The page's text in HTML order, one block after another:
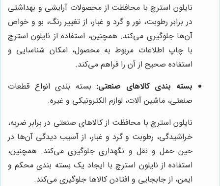
نایلون استرچ با محافظت از محصولات آرایشی و بهداشتی
در برابر رطوبت، نور و گرد و غبار، از تغییر رنگ، بو و خواص
آن‌ها جلوگیری می‌کند. همچنین، استفاده از نایلون استرچ
با چاپ اطلاعات مربوط به محصول، امکان شناسایی و
استفاده صحیح از آن را فراهم می‌کند.
بسته بندی کالاهای صنعتی: بسته بندی انواع قطعات
صنعتی، ماشین آلات، لوازم الکترونیکی و غیره.
نایلون استرچ با محافظت از کالاهای صنعتی در برابر ضربه،
خراشیدگی، رطوبت و گرد و غبار، از آسیب دیدگی آن‌ها در
حین حمل و نقل و نگهداری جلوگیری می‌کند. همچنین،
استفاده از نایلون استرچ با ایجاد یک بسته بندی محکم و
ایمن، از جابجایی و افتادن کالاها جلوگیری می‌کند.